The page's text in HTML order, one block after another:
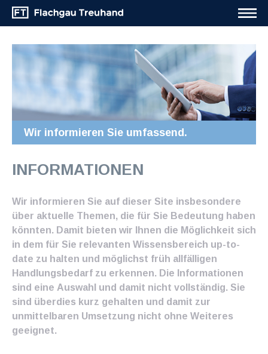
Wir informieren Sie umfassend.
INFORMATIONEN
Wir informieren Sie auf dieser Site insbesondere
über aktuelle Themen, die für Sie Bedeutung haben
könnten. Damit bieten wir Ihnen die Möglichkeit sich
in dem für Sie relevanten Wissensbereich up-to-
date zu halten und möglichst früh allfälligen
Handlungsbedarf zu erkennen. Die Informationen
sind eine Auswahl und damit nicht vollständig. Sie
sind überdies kurz gehalten und damit zur
unmittelbaren Umsetzung nicht ohne Weiteres
geeignet.